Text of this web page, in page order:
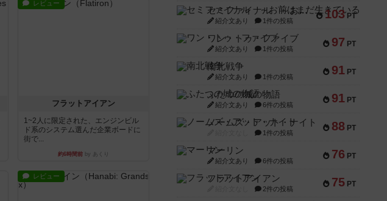
レビュー
フラットアイアン
1~2人に限定された、エンジンビル
ド系のシステム選んだ企業ボードに
街で...
約6時間前 by あくり
レビュー
103 PT
セミファイナル ～お前はまだ生きている～
紹介文あり 1件の投稿
97 PT
ワン・トゥ・ファイブ
紹介文あり 1件の投稿
91 PT
南北戦争
紹介文あり 1件の投稿
91 PT
ふたつの城の物語
紹介文あり 6件の投稿
88 PT
ノームズ・アット・ナイト
1件の投稿
76 PT
マーリン
紹介文あり 6件の投稿
75 PT
フラットアイアン
2件の投稿